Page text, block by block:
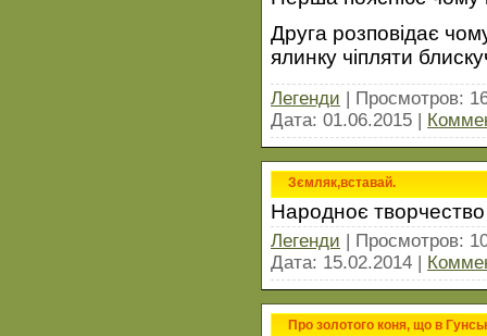
Друга розповідає
ялинку чіпляти
Легенди | Просмотров:
Дата: 01.06.2015 |
Зємляк,вставай.
Народноє
Легенди | Просмотров:
Дата: 15.02.2014 |
Про золотого коня, що в